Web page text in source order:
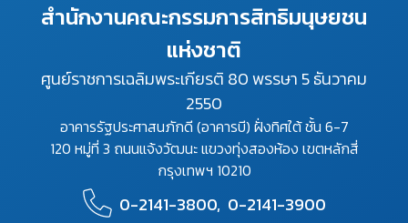
สำนักงานคณะกรรมการสิทธิมนุษยชน
แห่งชาติ
ศูนย์ราชการเฉลิมพระเกียรติ 80 พรรษา 5 ธันวาคม
2550
อาคารรัฐประศาสนภักดี (อาคารบี) ฝั่งทิศใต้ ชั้น 6-7
120 หมู่ที่ 3 ถนนแจ้งวัฒนะ แขวงทุ่งสองห้อง เขตหลักสี่
กรุงเทพฯ 10210
0-2141-3800, 0-2141-3900